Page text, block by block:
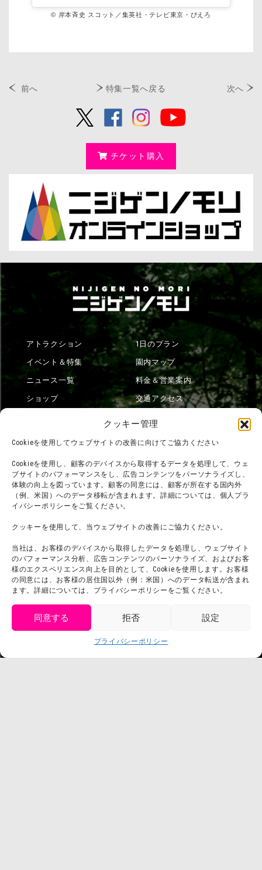
クッキー管理
Cookieを使用してウェブサイトの改善に向けてご協力ください
Cookieを使用し、顧客のデバイスから取得するデータを処理して、ウェ
ブサイトのパフォーマンスをし、広告コンテンツをパーソナライズし、
体験の向上を図っています。顧客の同意には、顧客が所在する国内外
（例、米国）へのデータ移転が含まれます。詳細については、個人プラ
イバシーポリシーをご覧ください。
クッキーを使用して、当ウェブサイトの改善にご協力ください。
当社は、お客様のデバイスから取得したデータを処理し、ウェブサイト
のパフォーマンス分析、広告コンテンツのパーソナライズ、およびお客
様のエクスペリエンス向上を目的として、Cookieを使用します。お客様
の同意には、お客様の居住国以外（例：米国）へのデータ転送が含まれ
ます。詳細については、プライバシーポリシーをご覧ください。
同意する 拒否 設定
プライバシーポリシー
© 岸本斉史 スコット／集英社・テレビ東京・ぴえろ
前へ 特集一覧へ戻る 次へ
チケット購入
アトラクション
イベント＆特集
ニュース一覧
ショップ
1日のプラン
園内マップ
料金＆営業案内
交通アクセス
団体利用について
お問い合わせ
利用規約
プライバシーポリシー
プレスリリース
メディア掲載実績
会社概要
スタッフ募集